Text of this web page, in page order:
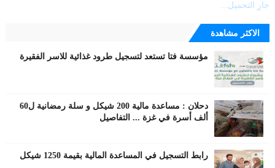
جارٍ التحميل...
الاكثر مشاهدة
مؤسسة فتا تستعد لتسجيل طرود غذائية للاسر الفقيرة
دحلان : مساعدة مالية 200 شيكل و سلة رمضانية ل60
ألف أسرة في غزة ... التفاصيل
رابط التسجيل في المساعدة المالية بقيمة 1250 شيكل